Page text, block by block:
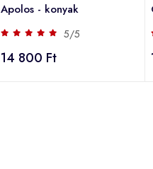
Apolos - konyak
5/5
14 800 Ft